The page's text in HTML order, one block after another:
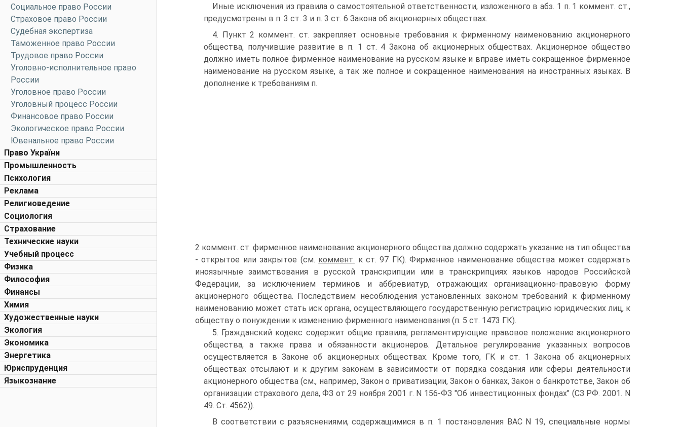
Социальное право России
Страховое право России
Судебная экспертиза
Таможенное право России
Трудовое право России
Уголовно-исполнительное право
России
Уголовное право России
Уголовный процесс России
Финансовое право России
Экологическое право России
Ювенальное право России
Право України
Промышленность
Психология
Реклама
Религиоведение
Социология
Страхование
Технические науки
Учебный процесс
Физика
Философия
Финансы
Химия
Художественные науки
Экология
Экономика
Энергетика
Юриспруденция
Языкознание
Иные исключения из правила о самостоятельной ответственности, изложенного в абз. 1 п. 1 коммент. ст.,
предусмотрены в п. 3 ст. 3 и п. 3 ст. 6 Закона об акционерных обществах.
4. Пункт 2 коммент. ст. закрепляет основные требования к фирменному наименованию акционерного
общества, получившие развитие в п. 1 ст. 4 Закона об акционерных обществах. Акционерное общество
должно иметь полное фирменное наименование на русском языке и вправе иметь сокращенное фирменное
наименование на русском языке, а так же полное и сокращенное наименования на иностранных языках. В
дополнение к требованиям п.
2 коммент. ст. фирменное наименование акционерного общества должно содержать указание на тип общества
- открытое или закрытое (см. коммент. к ст. 97 ГК). Фирменное наименование общества может содержать
иноязычные заимствования в русской транскрипции или в транскрипциях языков народов Российской
Федерации, за исключением терминов и аббревиатур, отражающих организационно-правовую форму
акционерного общества. Последствием несоблюдения установленных законом требований к фирменному
наименованию может стать иск органа, осуществляющего государственную регистрацию юридических лиц, к
обществу о понуждении к изменению фирменного наименования (п. 5 ст. 1473 ГК).
5. Гражданский кодекс содержит общие правила, регламентирующие правовое положение акционерного
общества, а также права и обязанности акционеров. Детальное регулирование указанных вопросов
осуществляется в Законе об акционерных обществах. Кроме того, ГК и ст. 1 Закона об акционерных
обществах отсылают и к другим законам в зависимости от порядка создания или сферы деятельности
акционерного общества (см., например, Закон о приватизации, Закон о банках, Закон о банкротстве, Закон об
организации страхового дела, ФЗ от 29 ноября 2001 г. N 156-ФЗ "Об инвестиционных фондах" (СЗ РФ. 2001. N
49. Ст. 4562)).
В соответствии с разъяснениями, содержащимися в п. 1 постановления ВАС N 19, специальные нормы